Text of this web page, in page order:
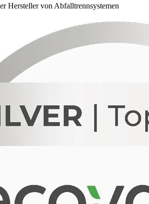
Hersteller von Abfalltrennsystemen